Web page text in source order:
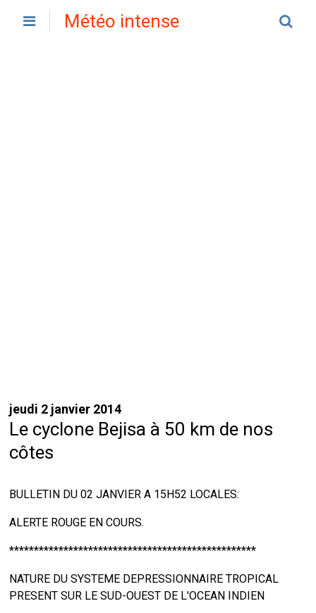
Météo intense
jeudi 2 janvier 2014
Le cyclone Bejisa à 50 km de nos
côtes
BULLETIN DU 02 JANVIER A 15H52 LOCALES:
ALERTE ROUGE EN COURS.
**************************************************
NATURE DU SYSTEME DEPRESSIONNAIRE TROPICAL
PRESENT SUR LE SUD-OUEST DE L'OCEAN INDIEN